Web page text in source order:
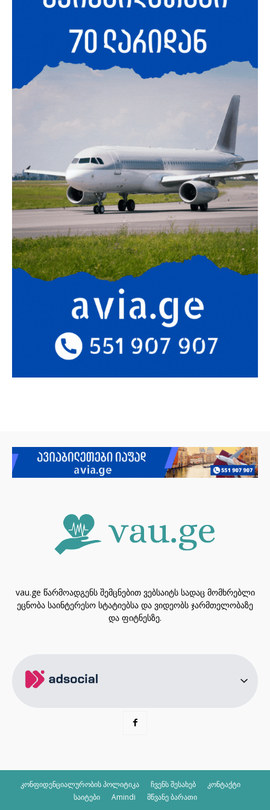
vau.ge წარმოადგენს შემცნებით ვებსაიტს სადაც მომხრებლი
ეცნობა საინტერესო სტატიებსა და ვიდეობს ჯარმთელობაზე
და ფიტნესზე.
კონფიდენციალურობის პოლიტიკა ჩვენს შესახებ
კონტაქტი
საიტები
Amindi მწვანე ბარათი